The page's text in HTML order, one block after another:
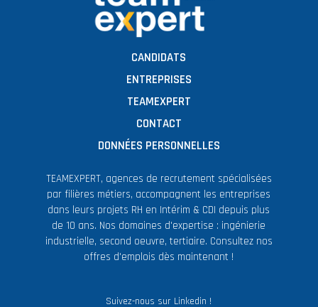
CANDIDATS
ENTREPRISES
TEAMEXPERT
CONTACT
DONNÉES PERSONNELLES
TEAMEXPERT, agences de recrutement spécialisées
par filières métiers, accompagnent les entreprises
dans leurs projets RH en Intérim & CDI depuis plus
de 10 ans. Nos domaines d'expertise : ingénierie
industrielle, second oeuvre, tertiaire. Consultez nos
offres d'emplois dès maintenant !
Suivez-nous sur Linkedin !